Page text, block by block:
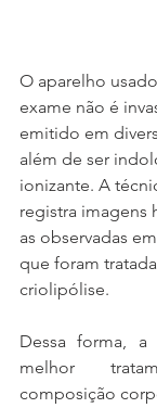
O aparelho
exame não é
emitido em
além de ser
ionizante. A
registra imagens​
as observadas
que foram
criolipólise.
Dessa forma,
melhor
composição